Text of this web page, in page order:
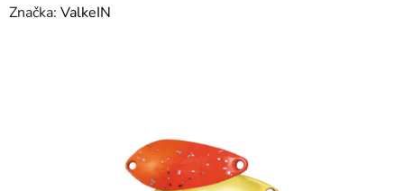
hodnocení
Značka: ValkeIN